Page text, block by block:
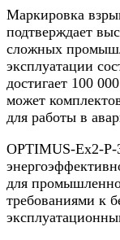
Маркировка
подтверждает
сложных
эксплуатации
достигает 100
может
для работы в
OPTIMUS-Ex2-
для
требованиями к